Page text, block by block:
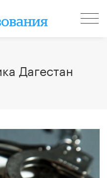
Дагестан